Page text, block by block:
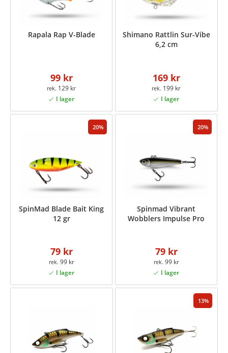
Rapala Rap V-Blade
99 kr
129 kr
Shimano Rattlin Sur-Vibe
6,2 cm
169 kr
199 kr
20
SpinMad Blade Bait King
12 gr
79 kr
99 kr
20
Spinmad Vibrant
Wobblers Impulse Pro
79 kr
99 kr
13